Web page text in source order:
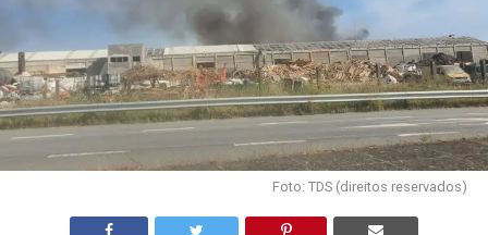
Foto: TDS (direitos reservados)